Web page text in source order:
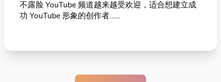
不露脸 YouTube 频道越来越受欢迎，适合想建立成
功 YouTube 形象的创作者……